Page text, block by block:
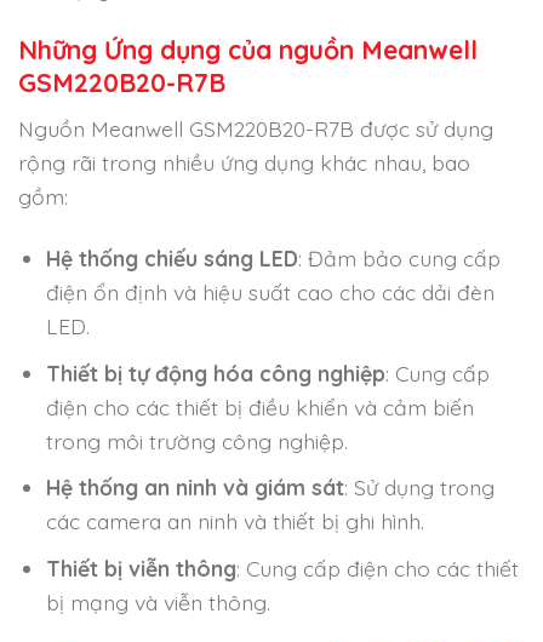
Những Ứng dụng của nguồn Meanwell
GSM220B20-R7B
Nguồn Meanwell GSM220B20-R7B được sử dụng
rộng rãi trong nhiều ứng dụng khác nhau, bao
gồm:
Hệ thống chiếu sáng LED: Đảm bảo cung cấp
điện ổn định và hiệu suất cao cho các dải đèn
LED.
Thiết bị tự động hóa công nghiệp: Cung cấp
điện cho các thiết bị điều khiển và cảm biến
trong môi trường công nghiệp.
Hệ thống an ninh và giám sát: Sử dụng trong
các camera an ninh và thiết bị ghi hình.
Thiết bị viễn thông: Cung cấp điện cho các thiết
bị mạng và viễn thông.